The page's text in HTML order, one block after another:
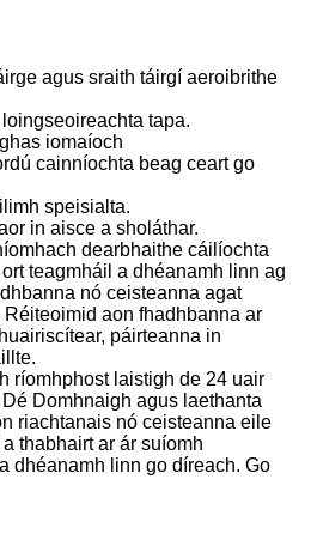
agus sraith táirgí aeroibrithe
tapa.
iomaíoch
cainníochta beag ceart go
speisialta.
in aisce a sholáthar.
dearbhaithe cáilíochta
teagmháil a dhéanamh linn ag
nó ceisteanna agat
aon fhadhbanna ar
páirteanna in
ríomhphost laistigh de 24 uair
Domhnaigh agus laethanta
riachtanais nó ceisteanna eile
thabhairt ar ár suíomh
dhéanamh linn go díreach. Go